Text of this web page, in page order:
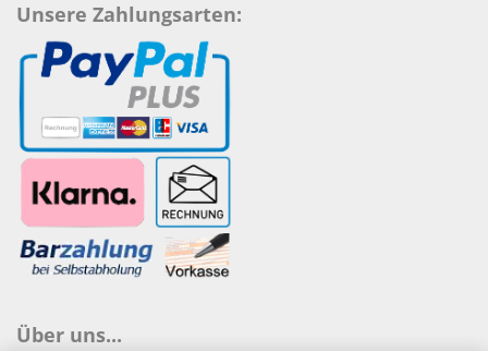
Unsere Zahlungsarten:
Über uns...